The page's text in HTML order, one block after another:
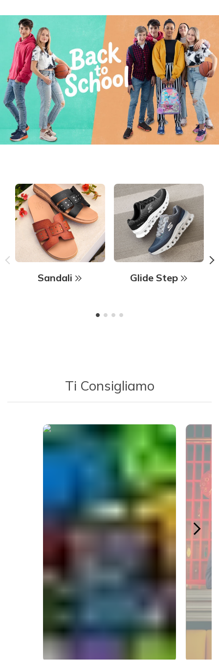
Sandali Glide Step
Ti Consigliamo
Media Carousel - Carousel with product photos. Use the